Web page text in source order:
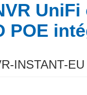
POE
INSTANT-EU